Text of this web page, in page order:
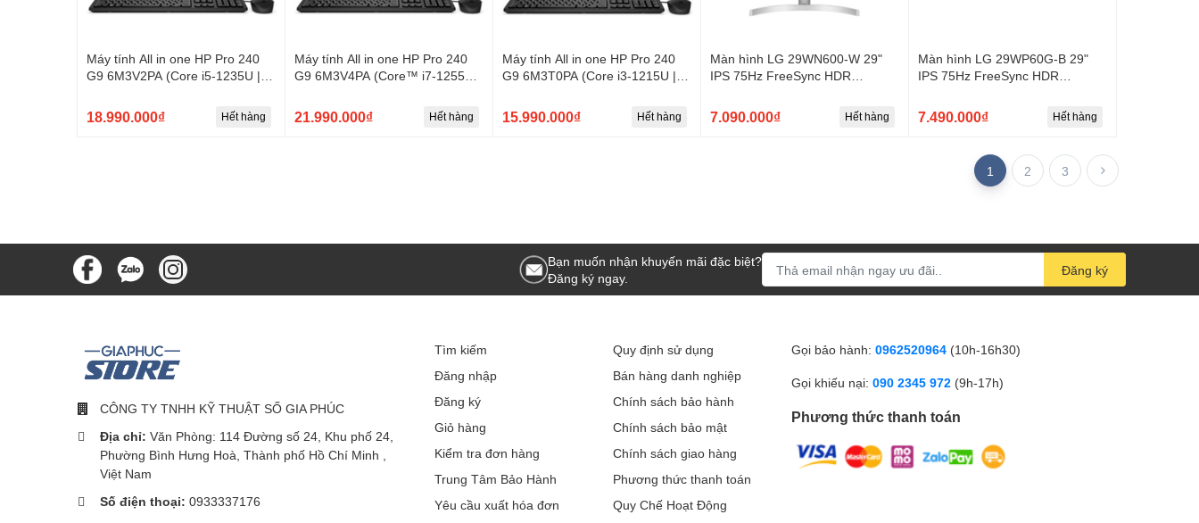
Máy tính All in one HP Pro 240
G9 6M3V2PA (Core i5-1235U |
inch FHD IPS | Win 11)
18.990.000₫ Hết hàng
Máy tính All in one HP Pro 240
G9 6M3V4PA (Core™ i7-1255U |
inch FHD IPS | Win 11)
21.990.000₫ Hết hàng
Máy tính All in one HP Pro 240
G9 6M3T0PA (Core i3-1215U |
inch FHD IPS | Win 11)
15.990.000₫ Hết hàng
Màn hình LG 29WN600-W 29"
IPS 75Hz FreeSync HDR
7.090.000₫ Hết hàng
Màn hình LG 29WP60G-B 29"
IPS 75Hz FreeSync HDR
7.490.000₫ Hết hàng
1 2 3
Bạn muốn nhận khuyến mãi đặc biệt?
Đăng ký ngay.
Đăng ký
CÔNG TY TNHH KỸ THUẬT SỐ GIA PHÚC
Địa chỉ: Văn Phòng: 114 Đường số 24, Khu phố 24,
Phường Bình Hưng Hoà, Thành phố Hồ Chí Minh ,
Việt Nam
Số điện thoại: 0933337176
Tìm kiếm
Đăng nhập
Đăng ký
Giỏ hàng
Kiểm tra đơn hàng
Trung Tâm Bảo Hành
Yêu cầu xuất hóa đơn
Quy định sử dụng
Bán hàng danh nghiệp
Chính sách bảo hành
Chính sách bảo mật
Chính sách giao hàng
Phương thức thanh toán
Quy Chế Hoạt Động
Gọi bảo hành: 0962520964 (10h-16h30)
Gọi khiếu nại: 090 2345 972 (9h-17h)
Phương thức thanh toán